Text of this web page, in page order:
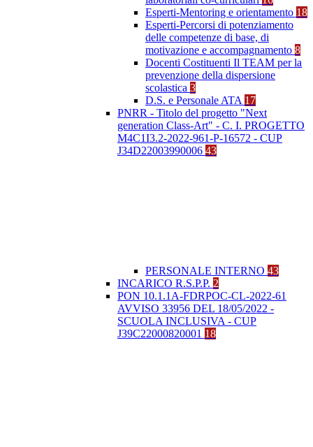
Esperti-Mentoring e orientamento 18
Esperti-Percorsi di potenziamento
delle competenze di base, di
motivazione e accompagnamento 8
Docenti Costituenti Il TEAM per la
prevenzione della dispersione
scolastica 3
D.S. e Personale ATA 17
PNRR - Titolo del progetto "Next
generation Class-Art" - C. I. PROGETTO
M4C1I3.2-2022-961-P-16572 - CUP
J34D22003990006 43
PERSONALE INTERNO 43
INCARICO R.S.P.P. 2
PON 10.1.1A-FDRPOC-CL-2022-61
AVVISO 33956 DEL 18/05/2022 -
SCUOLA INCLUSIVA - CUP
J39C22000820001 18